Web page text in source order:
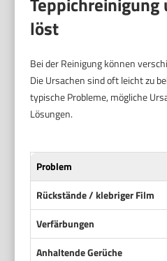
löst
Bei der Reinigung können
Die Ursachen sind oft leicht zu
typische Probleme, mögliche
Lösungen.
Problem
Rückstände / klebriger Film
Verfärbungen
Anhaltende Gerüche